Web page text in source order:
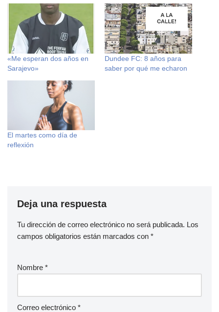
«Me esperan dos años en
Sarajevo»
Dundee FC: 8 años para
saber por qué me echaron
El martes como día de
reflexión
Deja una respuesta
Tu dirección de correo electrónico no será publicada. Los
campos obligatorios están marcados con *
Nombre *
Correo electrónico *